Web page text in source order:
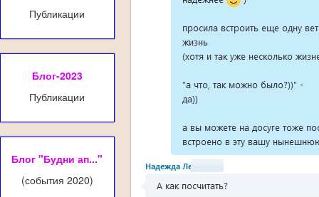
Публикации
Блог-2023
Публикации
Блог "Будни ап..."
(события 2020)